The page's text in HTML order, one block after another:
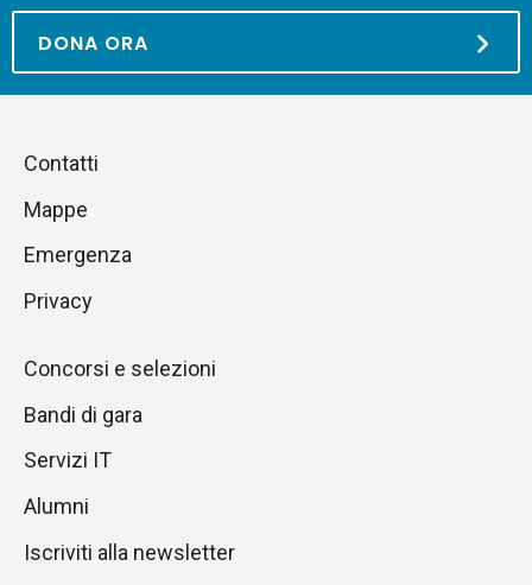
DONA ORA
Salta
sezione
Piè
di
pagina
Contatti
Mappe
Emergenza
Privacy
Concorsi e selezioni
Bandi di gara
Servizi IT
Alumni
Iscriviti alla newsletter